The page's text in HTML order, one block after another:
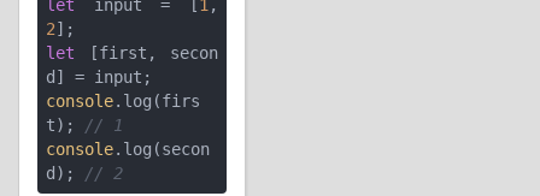
let input = [1
2
let [first, secon
console.log(firs
t);
// 1
console.log(secon
d);
// 2